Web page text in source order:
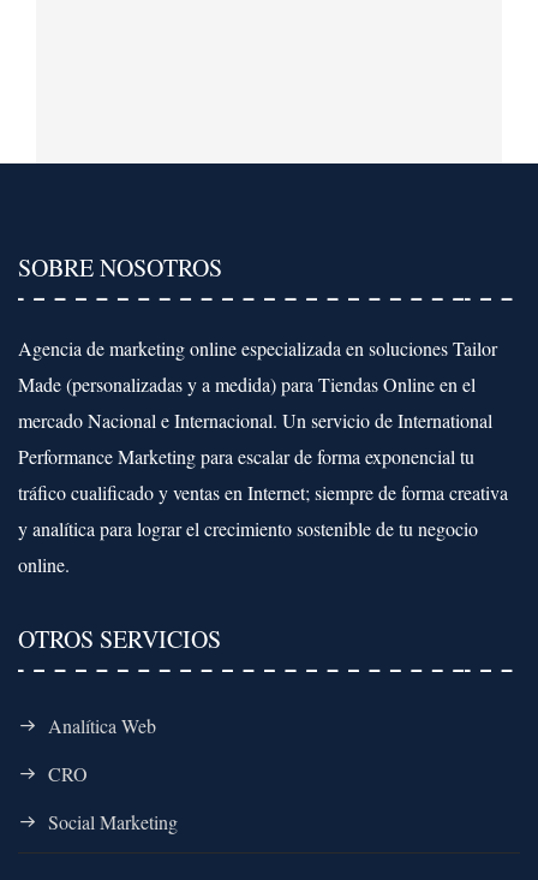
SOBRE NOSOTROS
Agencia de marketing online especializada en soluciones Tailor
Made (personalizadas y a medida) para Tiendas Online en el
mercado Nacional e Internacional. Un servicio de International
Performance Marketing para escalar de forma exponencial tu
tráfico cualificado y ventas en Internet; siempre de forma creativa
y analítica para lograr el crecimiento sostenible de tu negocio
online.
OTROS SERVICIOS
Analítica Web
CRO
Social Marketing